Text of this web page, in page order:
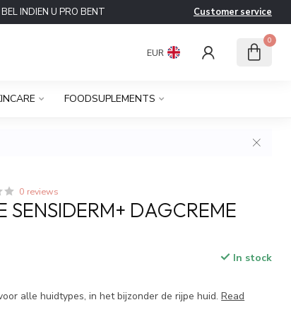
BEL INDIEN U PRO BENT Customer service
EUR
0
FOODSUPLEMENTS
0 reviews
SENSIDERM+ DAGCREME
In stock
alle huidtypes, in het bijzonder de rijpe huid.Read